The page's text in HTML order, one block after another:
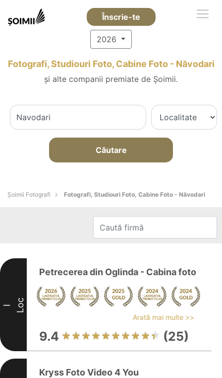
Înscrie-te
2026
Fotografi, Studiouri Foto, Cabine Foto - Năvodari
și alte companii premiate de Șoimii.
Căutare
Șoimii Fotografi Fotografi, Studiouri Foto, Cabine Foto - Năvodari
I Loc
Petrecerea din Oglinda - Cabina foto
Arată mai multe >>
9.4 (25)
Kryss Foto Video 4 You